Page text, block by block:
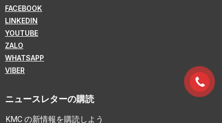
FACEBOOK
LINKEDIN
YOUTUBE
ZALO
WHATSAPP
VIBER
ニュースレターの購読
KMC の新情報を購読しよう